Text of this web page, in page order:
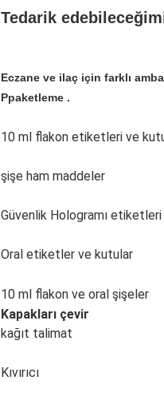
Tedarik
Eczane ve ilaç için farklı
Ppaketleme .
10 ml flakon etiketleri ve
şişe ham maddeler
Güvenlik Hologramı etiketleri
Oral etiketler ve kutular
10 ml flakon ve oral şişeler
Kapakları çevir
kağıt talimat
Kıvırıcı